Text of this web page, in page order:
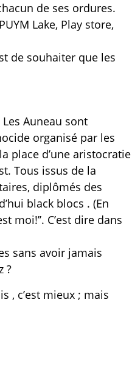
de ses ordures.
Lake, Play store,
de souhaiter que les
Auneau sont
organisé par les
place d’une aristocratie
Tous issus de la
diplômés des
black blocs . (En
moi!’’. C’est dire dans
sans avoir jamais
?
, c’est mieux ; mais